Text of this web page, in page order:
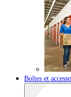
Boîtes et